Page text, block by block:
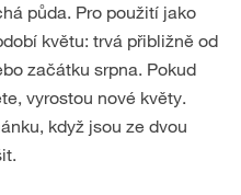
půda. Pro použití jako
květu: trvá přibližně od
začátku srpna. Pokud
vyrostou nové květy.
když jsou ze dvou